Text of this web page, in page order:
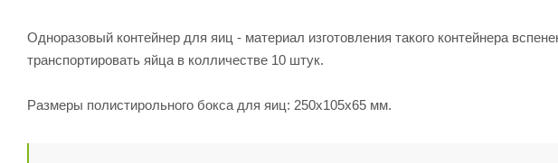
Одноразовый контейнер для яиц - материал изготовления такого контейнера
транспортировать яйца в колличестве 10 штук.
Размеры полистирольного бокса для яиц: 250х105х65 мм.